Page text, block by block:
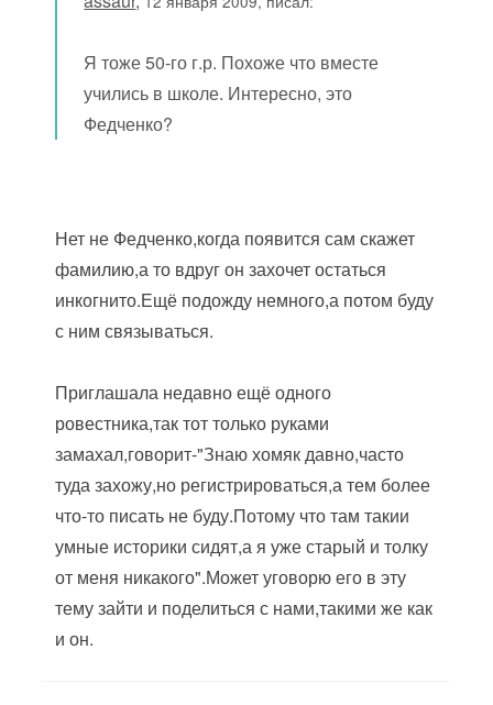
Я тоже 50-го г.р. Похоже что вместе
учились в школе. Интересно, это
Федченко?
Нет не Федченко,когда появится сам скажет
фамилию,а то вдруг он захочет остаться
инкогнито.Ещё подожду немного,а потом буду
с ним связываться.
Приглашала недавно ещё одного
ровестника,так тот только руками
замахал,говорит-"Знаю хомяк давно,часто
туда захожу,но регистрироваться,а тем более
что-то писать не буду.Потому что там такии
умные историки сидят,а я уже старый и толку
от меня никакого".Может уговорю его в эту
тему зайти и поделиться с нами,такими же как
и он.